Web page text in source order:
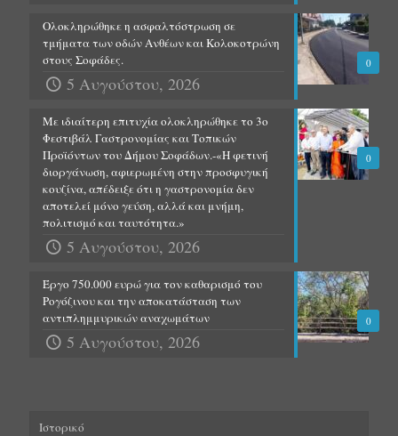
0
Ολοκληρώθηκε η ασφαλτόστρωση σε
τμήματα των οδών Ανθέων και Κολοκοτρώνη
στους Σοφάδες.
5 Αυγούστου, 2026
0
Με ιδιαίτερη επιτυχία ολοκληρώθηκε το 3ο
Φεστιβάλ Γαστρονομίας και Τοπικών
Προϊόντων του Δήμου Σοφάδων.-«Η φετινή
διοργάνωση, αφιερωμένη στην προσφυγική
κουζίνα, απέδειξε ότι η γαστρονομία δεν
αποτελεί μόνο γεύση, αλλά και μνήμη,
πολιτισμό και ταυτότητα.»
5 Αυγούστου, 2026
0
Έργο 750.000 ευρώ για τον καθαρισμό του
Ρογόζινου και την αποκατάσταση των
αντιπλημμυρικών αναχωμάτων
5 Αυγούστου, 2026
Ιστορικό